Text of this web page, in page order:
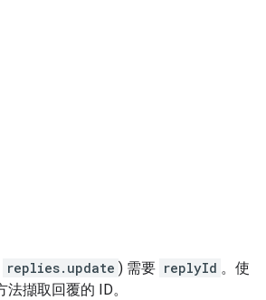
replies.update ) 需要 replyId 。使
法擷取回覆的 ID。